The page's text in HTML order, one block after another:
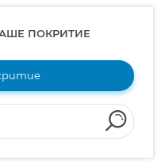
ПОКРИТИЕ